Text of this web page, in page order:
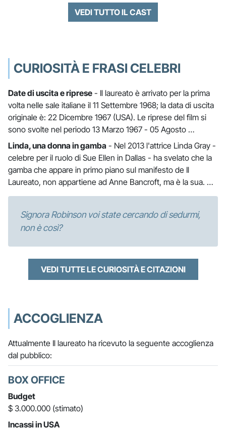
VEDI TUTTO IL CAST
CURIOSITÀ E FRASI CELEBRI
Date di uscita e riprese - Il laureato è arrivato per la prima
volta nelle sale italiane il 11 Settembre 1968; la data di uscita
originale è: 22 Dicembre 1967 (USA). Le riprese del film si
sono svolte nel periodo 13 Marzo 1967 - 05 Agosto …
Linda, una donna in gamba - Nel 2013 l'attrice Linda Gray -
celebre per il ruolo di Sue Ellen in Dallas - ha svelato che la
gamba che appare in primo piano sul manifesto de Il
Laureato, non appartiene ad Anne Bancroft, ma è la sua. …
Signora Robinson voi state cercando di sedurmi,
non è così?
VEDI TUTTE LE CURIOSITÀ E CITAZIONI
ACCOGLIENZA
Attualmente Il laureato ha ricevuto la seguente accoglienza
dal pubblico:
BOX OFFICE
Budget
$ 3.000.000 (stimato)
Incassi in USA